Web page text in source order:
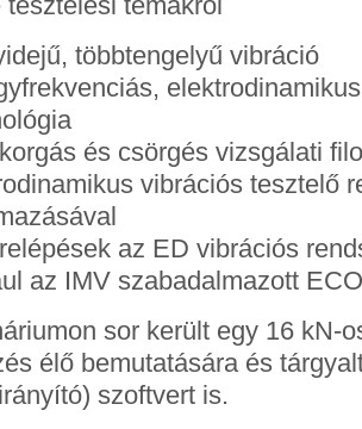
többtengelyű vibráció
és csörgés vizsgálati
vibrációs tesztelő
az ED vibrációs
az IMV szabadalmazott
sor került egy 16 kN-
élő bemutatására és
szoftvert is.